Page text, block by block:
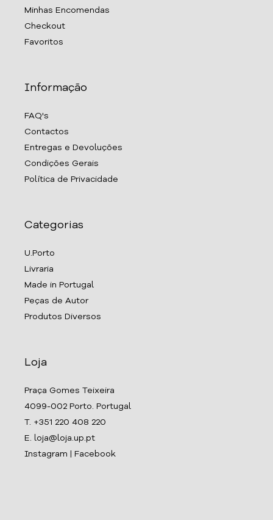
Minhas Encomendas
Checkout
Favoritos
Informação
FAQ's
Contactos
Entregas e Devoluções
Condições Gerais
Política de Privacidade
Categorias
U.Porto
Livraria
Made in Portugal
Peças de Autor
Produtos Diversos
Loja
Praça Gomes Teixeira
4099-002 Porto. Portugal
T. +351 220 408 220
E. loja@loja.up.pt
Instagram
Facebook